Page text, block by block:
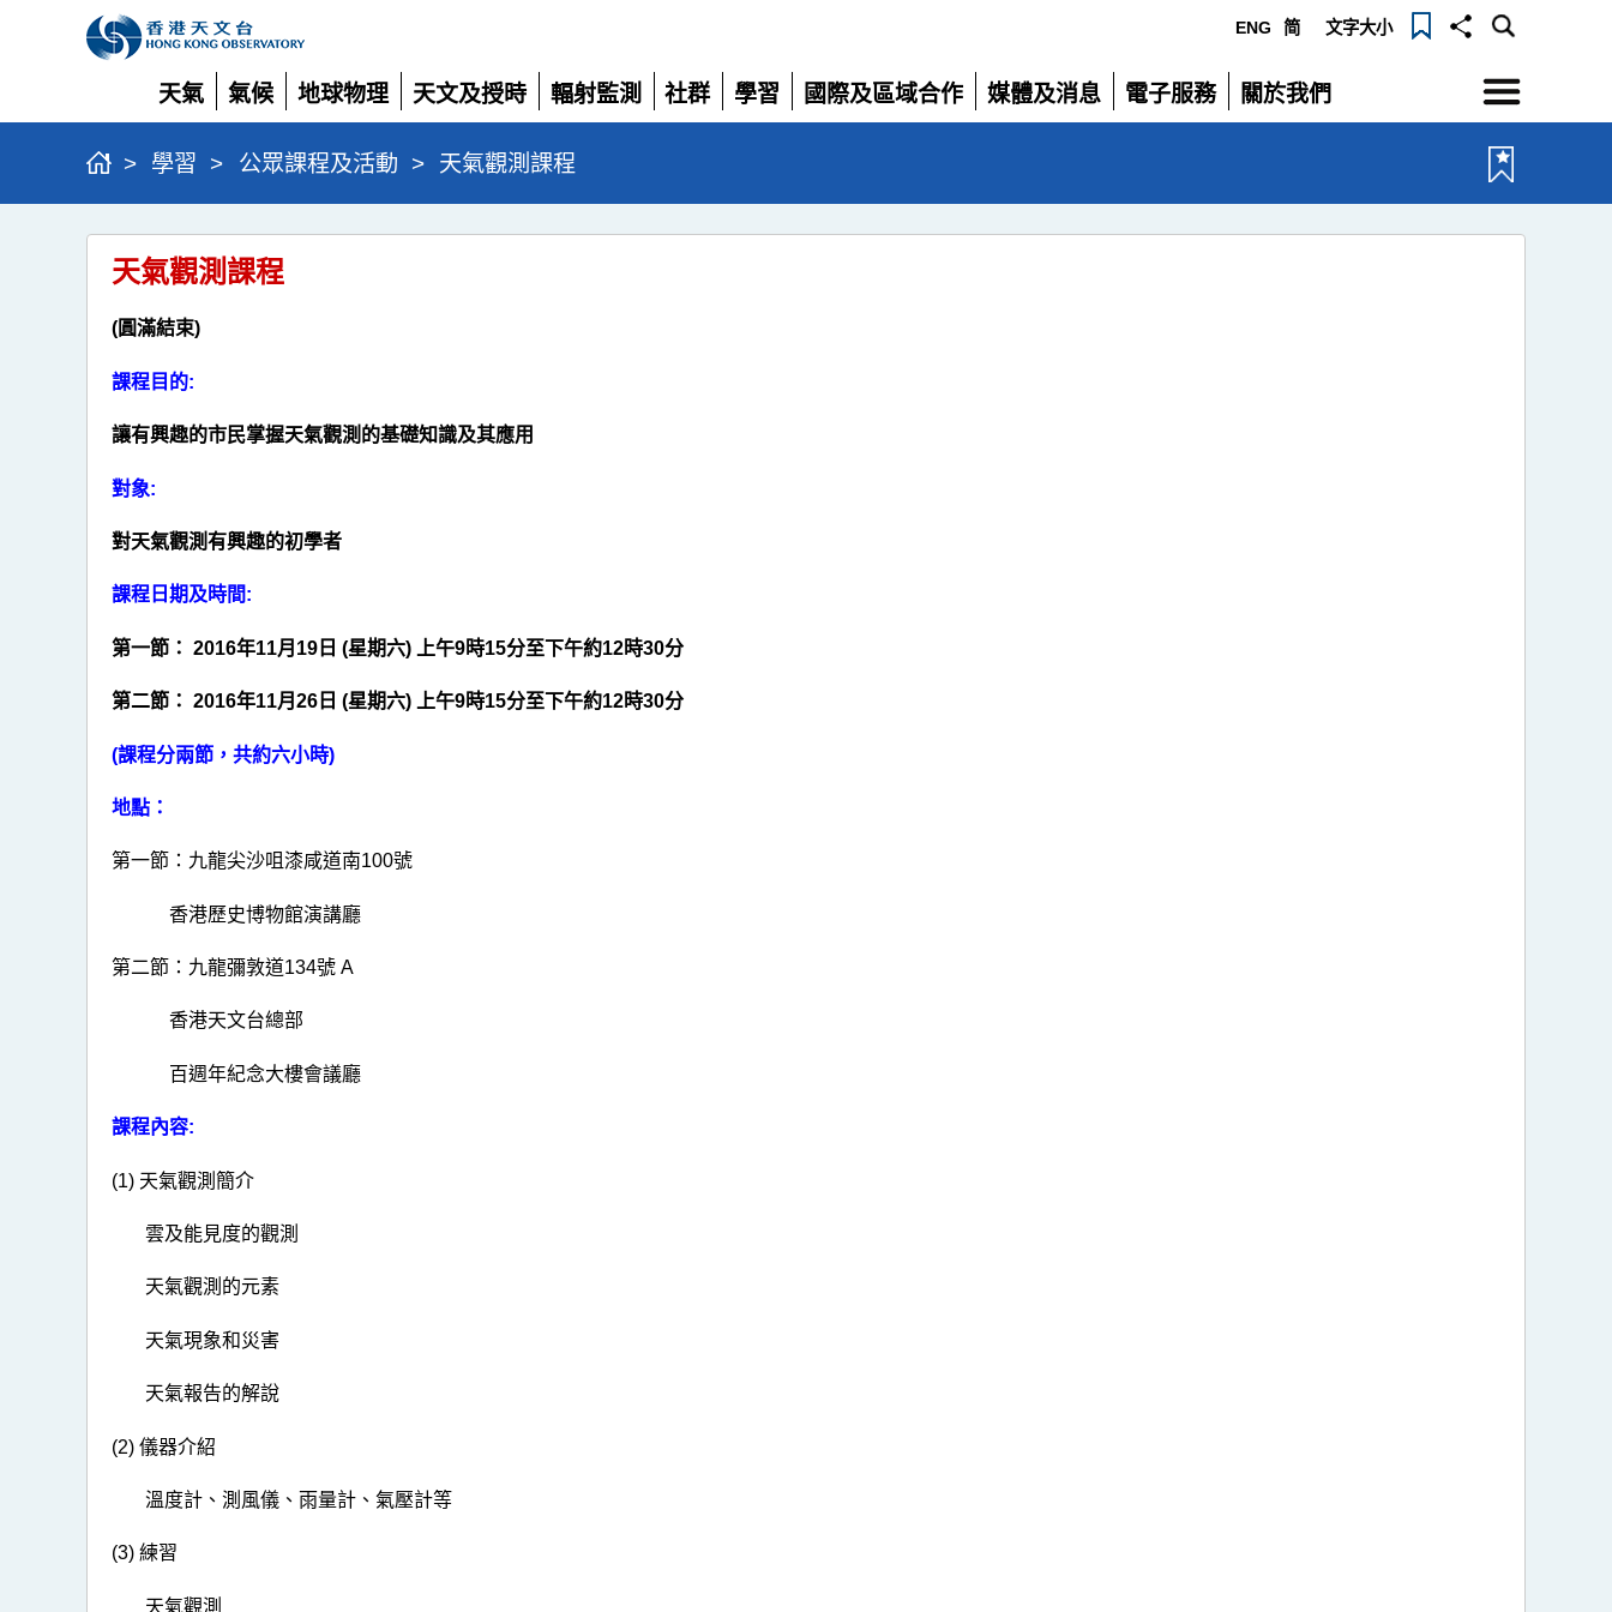
ENG 简 文字大小
天氣
展
開
氣候
展
開
地球物理
展
開
天文及授時
展
開
輻射監測
展
開
社群
展
學習
展
國際及區域合作
展
媒體及消息
展
電子服務
展
關於我們
展
選
單
> 學習 > 公眾課程及活動 > 天氣觀測課程
天
氣
觀
測
課
程
天氣觀測課程
(圓滿結束)
課程目的:
讓有興趣的市民掌握天氣觀測的基礎知識及其應用
對象:
對天氣觀測有興趣的初學者
課程日期及時間:
第一節： 2016年11月19日 (星期六) 上午9時15分至下午約12時30分
第二節： 2016年11月26日 (星期六) 上午9時15分至下午約12時30分
(課程分兩節，共約六小時)
地點：
第一節：九龍尖沙咀漆咸道南100號
香港歷史博物館演講廳
第二節：九龍彌敦道134號 A
香港天文台總部
百週年紀念大樓會議廳
課程內容:
(1) 天氣觀測簡介
雲及能見度的觀測
天氣觀測的元素
天氣現象和災害
天氣報告的解說
(2) 儀器介紹
溫度計、測風儀、雨量計、氣壓計等
(3) 練習
天氣觀測